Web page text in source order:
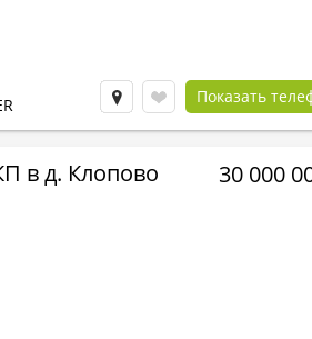
Показать
в д. Клопово 30 000